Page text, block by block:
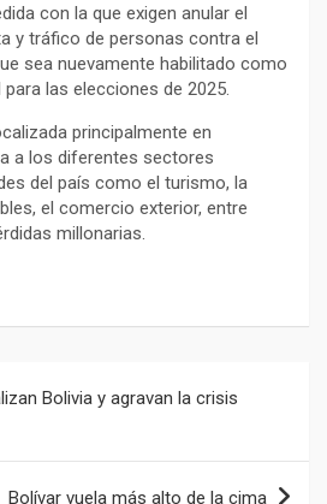
con la que exigen anular el
y tráfico de personas contra el
sea nuevamente habilitado como
las elecciones de 2025.
principalmente en
a los diferentes sectores
del país como el turismo, la
el comercio exterior, entre
millonarias.
Bolivia y agravan la crisis
Bolívar vuela más alto de la cima